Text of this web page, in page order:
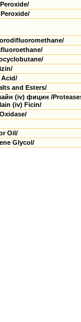
Acid/
and Esters/
(iv) фицин /
(iv) Ficin/
Oil/
Glycol/